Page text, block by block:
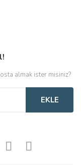
almak ister misiniz?
EKLE